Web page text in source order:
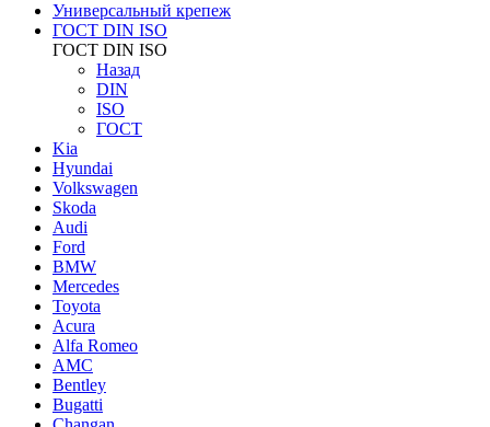
Универсальный крепеж
ГОСТ DIN ISO
ГОСТ DIN ISO
Назад
DIN
ISO
ГОСТ
Kia
Hyundai
Volkswagen
Skoda
Audi
Ford
BMW
Mercedes
Toyota
Acura
Alfa Romeo
AMC
Bentley
Bugatti